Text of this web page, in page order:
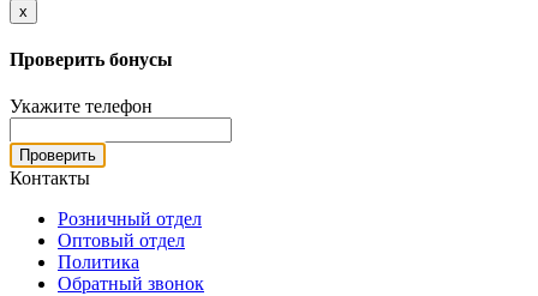
x
Проверить бонусы
Укажите телефон
Проверить
Контакты
Розничный отдел
Оптовый отдел
Политика
Обратный звонок